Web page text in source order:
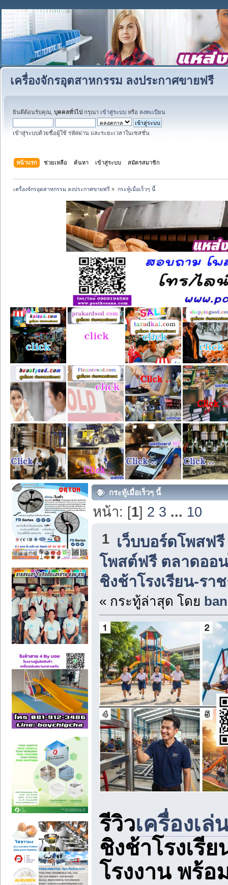
เครื่องจักรอุตสาหกรรม ลงประกาศขายฟรี
ยินดีต้อนรับคุณ, บุคคลทั่วไป กรุณา เข้าสู่ระบบ หรือ ลงทะเบียน
เข้าสู่ระบบด้วยชื่อผู้ใช้ รหัสผ่าน และระยะเวลาในเซสชั่น
หน้าแรก ช่วยเหลือ ค้นหา เข้าสู่ระบบ สมัครสมาชิก
เครื่องจักรอุตสาหกรรม ลงประกาศขายฟรี » กระทู้เมื่อเร็วๆ นี้
กระทู้เมื่อเร็วๆ นี้
หน้า: [1] 2 3 ... 10
1 เว็บบอร์ดโพสฟ
โพสต์ฟรี ตลาดออ
ชิงช้าโรงเรียน-รา
« กระทู้ล่าสุด โดย
รีวิวเครื่องเ
ชิงช้าโรงเรี
โรงงาน พร้